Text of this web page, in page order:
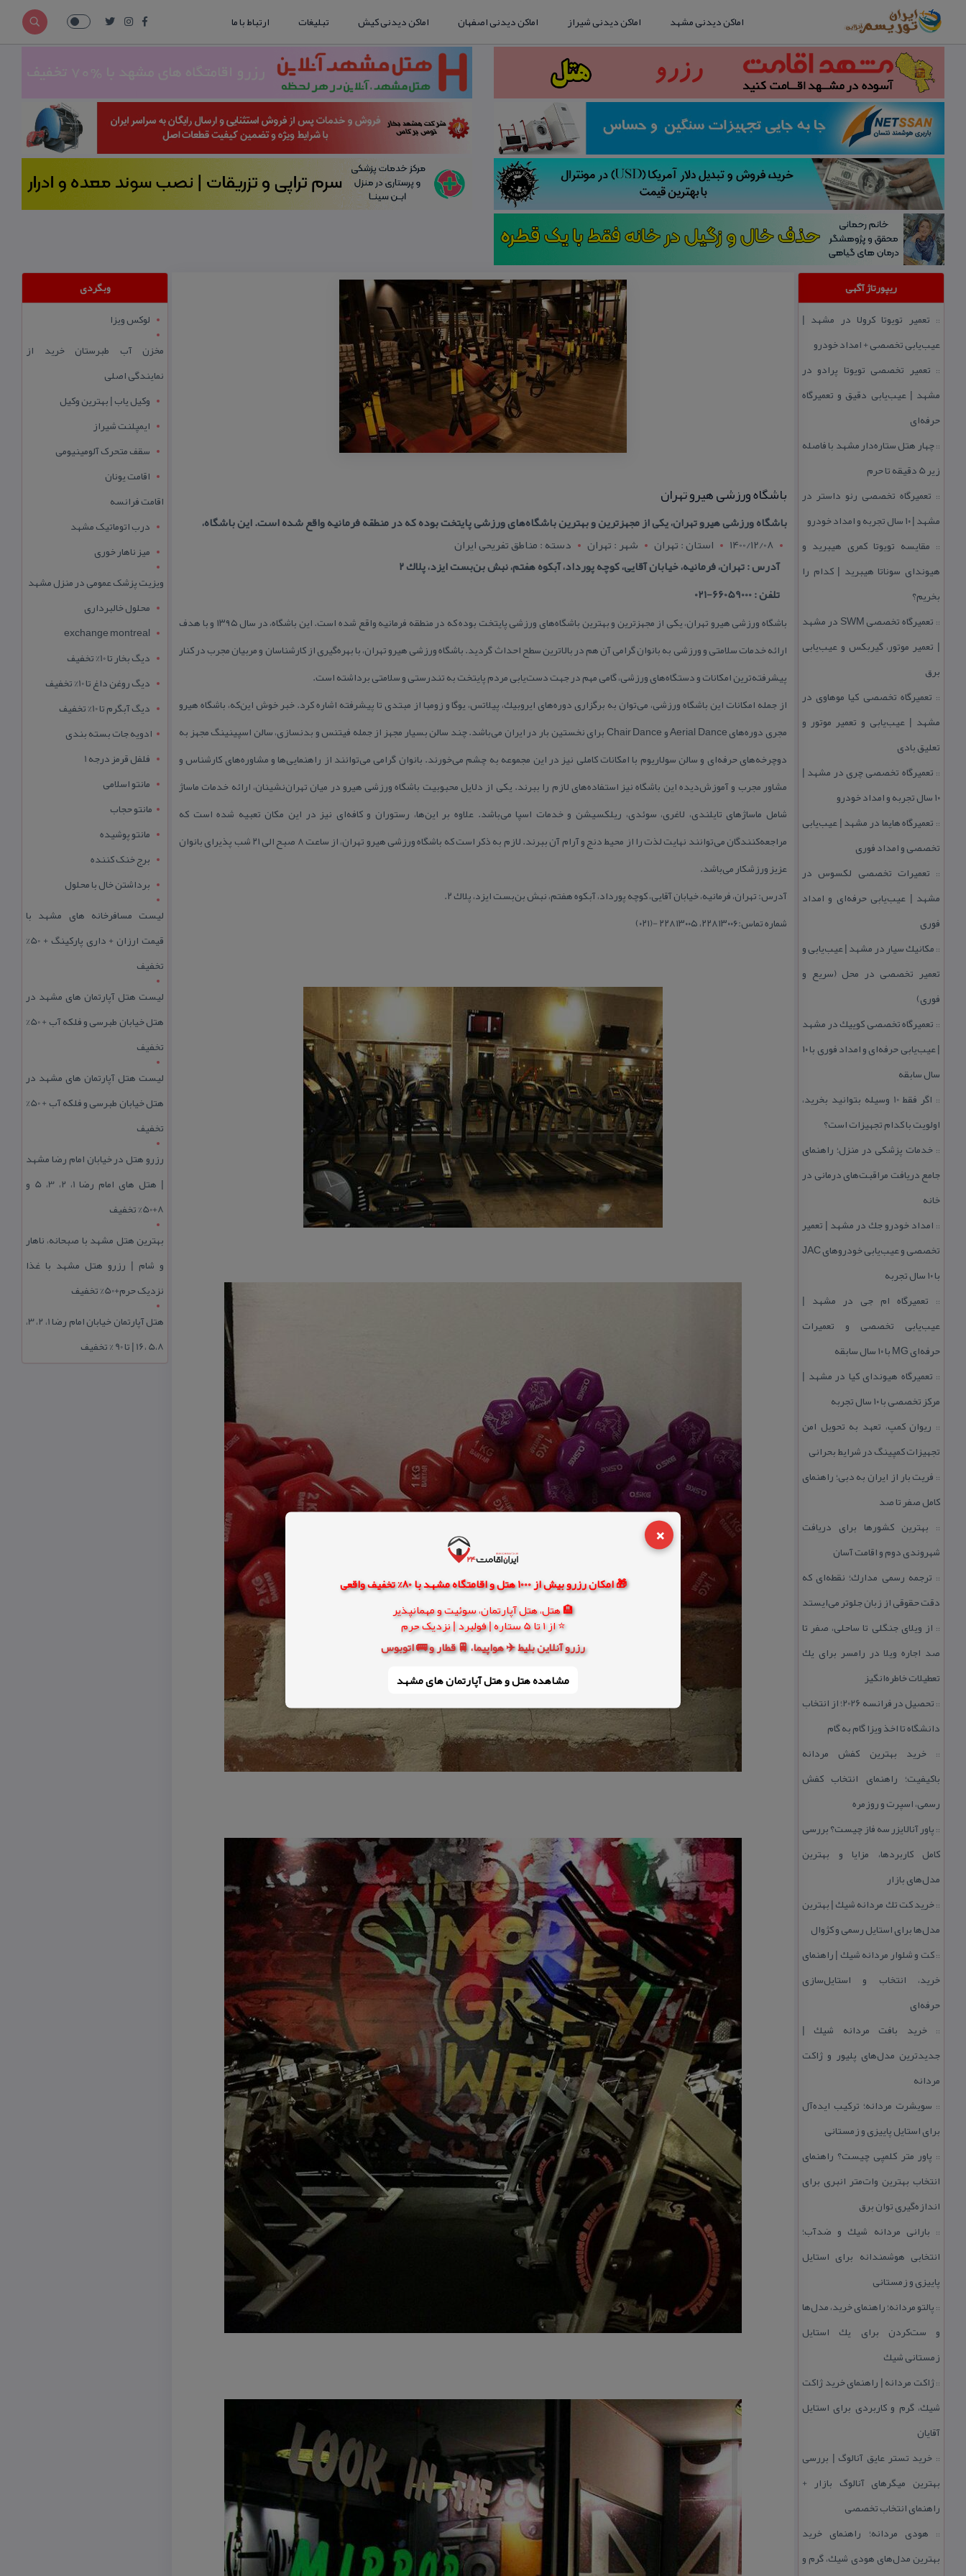
×
🎁 امکان رزرو بیش از 1000 هتل و اقامتگاه مشهد با 80% تخفیف واقعی
🏨 هتل، هتل آپارتمان، سوئیت و مهمانپذیر
⭐ از 1 تا 5 ستاره | فولبرد | نزدیک حرم
رزرو آنلاین بلیط ✈️ هواپیما، 🚆 قطار و 🚌 اتوبوس
مشاهده هتل و هتل‌ آپارتمان های مشهد
اماکن دیدنی مشهد اماکن دیدنی شیراز اماکن دیدنی اصفهان اماکن دیدنی کیش تبلیغات ارتباط با ما
ریپورتاژ آگهی
:: تعمیر تویوتا كرولا در مشهد |
عیب‌یابی تخصصی + امداد خودرو
:: تعمیر تخصصی تویوتا پرادو در
مشهد | عیب‌یابی دقیق و تعمیرگاه
حرفه‌ای
::چهار هتل‌ ستاره‌دار مشهد با فاصله
زیر 5 دقیقه تا حرم
:: تعمیرگاه تخصصی رنو داستر در
مشهد | ۱۰ سال تجربه و امداد خودرو
:: مقایسه تویوتا كمری هیبرید و
هیوندای سوناتا هیبرید | كدام را
بخریم؟
::
تعمیرگاه تخصصی SWM در مشهد
| تعمیر موتور، گیربكس و عیب‌یابی
برق
:: تعمیرگاه تخصصی كیا موهاوی در
مشهد | عیب‌یابی و تعمیر موتور و
تعلیق بادی
:: تعمیرگاه تخصصی چری در مشهد |
۱۰ سال تجربه و امداد خودرو
:: تعمیرگاه هایما در مشهد | عیب‌یابی
تخصصی و امداد فوری
:: تعمیرات تخصصی لكسوس در
مشهد | عیب‌یابی حرفه‌ای و امداد
فوری
:: مكانیك سیار در مشهد | عیب‌یابی و
تعمیر تخصصی در محل (سریع و
فوری)
:: تعمیرگاه تخصصی كوییك در مشهد
| عیب‌یابی حرفه‌ای و امداد فوری با ۱۰
سال سابقه
::
اگر فقط 10 وسیله بتوانید بخرید،
اولویت با كدام تجهیزات است؟
:: خدمات پزشكی در منزل؛ راهنمای
جامع دریافت مراقبت‌های درمانی در
خانه
:: امداد خودرو جك در مشهد | تعمیر
تخصصی و عیب‌یابی خودروهای JAC
با ۱۰ سال تجربه
:: تعمیرگاه ام جی در مشهد |
عیب‌یابی تخصصی و تعمیرات
حرفه‌ای MG با ۱۰ سال سابقه
:: تعمیرگاه هیوندای كیا در مشهد |
مركز تخصصی با ۱۰ سال تجربه
:: ریوان كمپ، تعهد به تحویل امن
تجهیزات كمپینگ در شرایط بحرانی
:: فریت بار از ایران به دبی؛ راهنمای
كامل صفر تا صد
:: بهترین كشورها برای دریافت
شهروندی دوم و اقامت آسان
:: ترجمه رسمی مدارك؛ نقطه‌ای كه
دقت حقوقی از زبان جلوتر می‌ایستد
:: از ویلای جنگلی تا ساحلی، صفر تا
صد اجاره ویلا در رامسر برای یك
تعطیلات خاطره‌انگیز
::
تحصیل در فرانسه 2026؛ از انتخاب
دانشگاه تا اخذ ویزا گام به گام
::خرید بهترین كفش مردانه
باكیفیت؛ راهنمای انتخاب كفش
رسمی، اسپرت و روزمره
:: پاور آنالایزر سه فاز چیست؟ بررسی
كامل كاربردها، مزایا و بهترین
مدل‌های بازار
::خرید كت تك مردانه شیك | بهترین
مدل‌ها برای استایل رسمی و كژوال
::كت و شلوار مردانه شیك | راهنمای
خرید، انتخاب و استایل‌سازی
حرفه‌ای
::خرید بافت مردانه شیك |
جدیدترین مدل‌های پلیور و ژاكت
مردانه
:: سویشرت مردانه؛ تركیب ایده‌آل
برای استایل پاییزی و زمستانی
:: پاور متر كلمپی چیست؟ راهنمای
انتخاب بهترین وات‌متر انبری برای
اندازه‌گیری توان برق
:: بارانی مردانه شیك و ضدآب؛
انتخابی هوشمندانه برای استایل
پاییزی و زمستانی
:: پالتو مردانه؛ راهنمای خرید، مدل‌ها
و ست‌كردن برای یك استایل
زمستانی شیك
::ژاكت مردانه | راهنمای خرید ژاكت
شیك، گرم و كاربردی برای استایل
آقایان
:: خرید تستر عایق آنالوگ | بررسی
بهترین میگرهای آنالوگ بازار +
راهنمای انتخاب تخصصی
:: هودی مردانه؛ راهنمای خرید
بهترین مدل‌های هودی شیك، گرم و
باشگاه ورزشی هیرو تهران
باشگاه ورزشی هیرو تهران، یكی از مجهزترین و بهترین باشگاه‌های ورزشی پایتخت بوده كه در منطقه فرمانیه واقع شده است. این باشگاه،
1400/12/08
استان : تهران شهر : تهران
دسته : مناطق تفریحی ایران
آدرس : تهران، فرمانیه، خیابان آقایی، كوچه پورداد، آبكوه هفتم، نبش بن‌بست ایزد، پلاك ۲
تلفن : 66059000-021
باشگاه ورزشی هیرو تهران، یكی از مجهزترین و بهترین باشگاه‌های ورزشی پایتخت بوده كه در منطقه فرمانیه واقع شده است. این باشگاه، در سال ۱۳۹۵ و با هدف
ارائه خدمات سلامتی و ورزشی به بانوان گرامی آن هم در بالاترین سطح احداث گردید. باشگاه ورزشی هیرو تهران، با بهره‌گیری از كارشناسان و مربیان مجرب در كنار
پیشرفته‌ترین امكانات و دستگاه‌های ورزشی، گامی مهم در جهت دست‌یابی مردم پایتخت به تندرستی و سلامتی برداشته است.
از جمله امكانات این باشگاه ورزشی، می‌توان به برگزاری دوره‌های ایروبیك، پیلاتس، یوگا و زومبا از مبتدی تا پیشرفته اشاره كرد. خبر خوش این‌كه، باشگاه هیرو
مجری دوره‌های Aerial Dance و Chair Dance برای نخستین بار در ایران می‌باشد. چند سالن بسیار مجهز از جمله فیتنس و بدنسازی، سالن اسپینینگ مجهز به
دوچرخه‌های حرفه‌ای و سالن سولاریوم با امكانات كاملی نیز در این مجموعه به چشم می‌خورند. بانوان گرامی می‌توانند از راهنمایی‌ها و مشاوره‌های كارشناس و
مشاور مجرب و آموزش‌دیده این باشگاه نیز استفاده‌های لازم را ببرند. یكی از دلایل محبوبیت باشگاه ورزشی هیرو در میان تهران‌نشینان، ارائه خدمات ماساژ
شامل ماساژهای تایلندی، لاغری، سوئدی، ریلكسیشن و خدمات اسپا می‌باشد. علاوه بر این‌ها، رستوران و كافه‌ای نیز در این مكان تعبیه شده است كه
مراجعه‌كنندگان می‌توانند نهایت لذت را از محیط دنج و آرام آن ببرند. لازم به ذكر است كه باشگاه ورزشی هیرو تهران، از ساعت ۸ صبح الی ۲۱ شب پذیرای بانوان
عزیز ورزشكار می‌باشد.
آدرس: تهران، فرمانیه، خیابان آقایی، كوچه پورداد، آبكوه هفتم، نبش بن‌بست ایزد، پلاك ۲.
شماره تماس:۲۲۸۱۳۰۰۶، ۲۲۸۱۳۰۰۵ -(۰۲۱)
وبگردی
لوکس ویزا
مخزن آب طبرستان خرید از
نمایندگی اصلی
وکیل یاب | بهترین وکیل
ایمپلنت شیراز
سقف متحرک آلومینیومی
اقامت یونان
اقامت فرانسه
درب اتوماتیک مشهد
میز ناهار خوری
ویزیت پزشک عمومی در منزل مشهد
محلول خالبرداری
exchange montreal
دیگ بخار تا 10% تخفیف
دیگ روغن داغ تا 10% تخفیف
دیگ آبگرم تا 10% تخفیف
ادویه جات بسته بندی
فلفل قرمز درجه 1
مانتو اسلامی
مانتو حجاب
مانتو پوشیده
برج خنک کننده
برداشتن خال با محلول
لیست مسافرخانه های مشهد با
قیمت ارزان + داری پارکینگ + 50%
تخفیف
لیست هتل آپارتمان های مشهد در
هتل خیابان طبرسی و فلکه آب + 50%
تخفیف
لیست هتل آپارتمان های مشهد در
هتل خیابان طبرسی و فلکه آب + 50%
تخفیف
رزرو هتل در خیابان امام رضا مشهد
| هتل‌ های امام رضا 1، 2، 3، 5 و
8+50% تخفیف
بهترین هتل مشهد با صبحانه، ناهار
و شام | رزرو هتل مشهد با غذا
نزدیک حرم+50% تخفیف
هتل آپارتمان خیابان امام رضا 1، 2، 3،
5،8 ،16 | تا 90 % تخفیف